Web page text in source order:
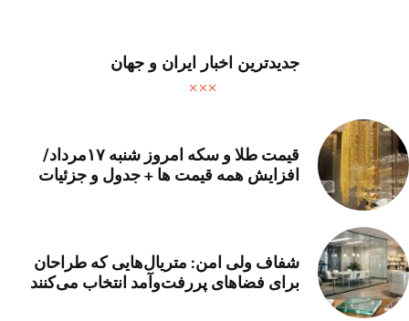
جدیدترین اخبار ایران و جهان
قیمت طلا و سکه امروز شنبه ۱۷مرداد/
افزایش همه قیمت ها + جدول و جزئیات
شفاف ولی امن: متریال‌هایی که طراحان
برای فضاهای پررفت‌وآمد انتخاب می‌کنند